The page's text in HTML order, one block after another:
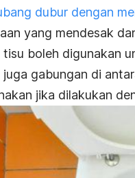
dubur dengan
yang mendesak
tisu boleh digunakan
gabungan di
jika dilakukan